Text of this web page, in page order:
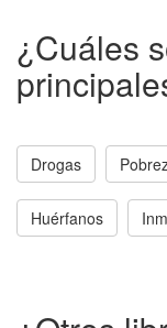
¿Cuáles
Drogas
Huérfanos